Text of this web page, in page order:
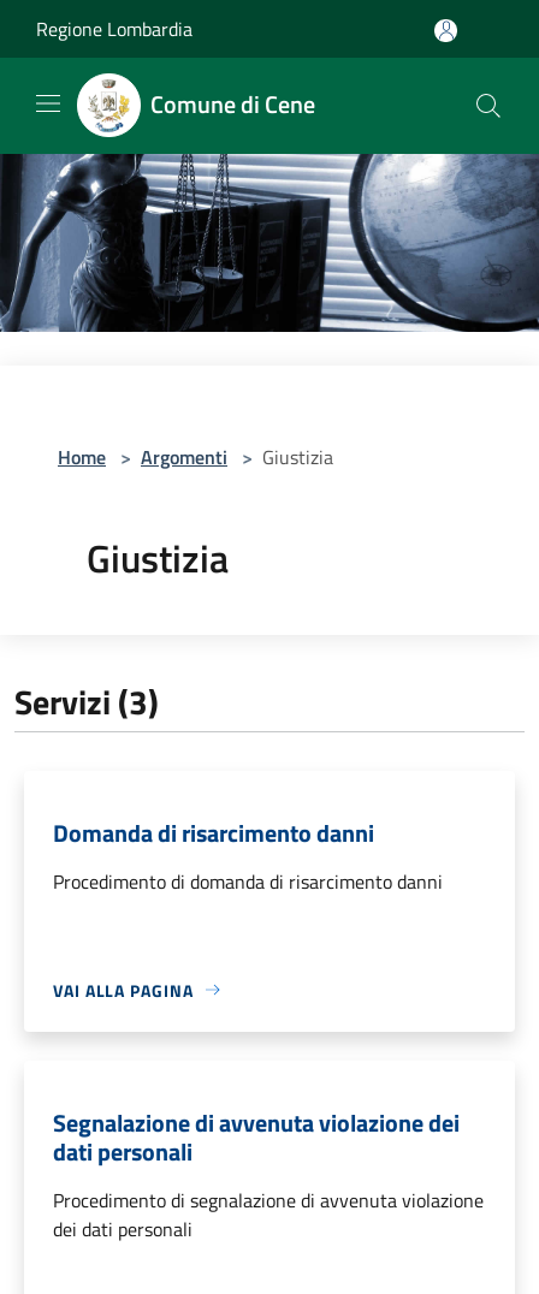
Regione Lombardia
Comune di Cene
Home > Argomenti > Giustizia
Giustizia
Servizi (3)
Domanda di risarcimento danni
Procedimento di domanda di risarcimento danni
VAI ALLA PAGINA
Segnalazione di avvenuta violazione dei
dati personali
Procedimento di segnalazione di avvenuta violazione
dei dati personali